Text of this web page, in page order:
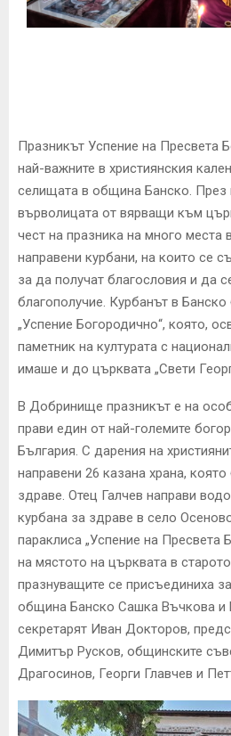
N
Празникът Успение на Пресвета
най-важните в християнския
селищата в община Банско. През
върволицата от вярващи към
чест на празника на много места
направени курбани, на които се
за да получат благословия и да
благополучие. Курбанът в
„Успение Богородично“, която,
паметник на културата с
имаше и до църквата „Свети
В Добринище празникът е на
прави един от най-големите
България. С дарения на
направени 26 казана храна,
здраве. Отец Галчев направи
курбана за здраве в село
параклиса „Успение на Пресвета
на мястото на църквата в
празнуващите се присъединиха
община Банско Сашка Въчкова и
секретарят Иван Докторов,
Димитър Русков, общинските
Драгосинов, Георги Главчев и